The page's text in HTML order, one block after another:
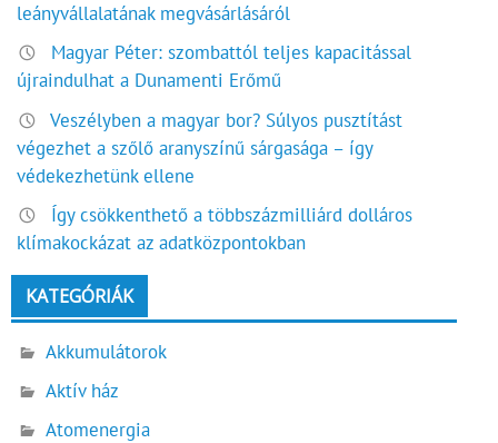
leányvállalatának megvásárlásáról
Magyar Péter: szombattól teljes kapacitással
újraindulhat a Dunamenti Erőmű
Veszélyben a magyar bor? Súlyos pusztítást
végezhet a szőlő aranyszínű sárgasága – így
védekezhetünk ellene
Így csökkenthető a többszázmilliárd dolláros
klímakockázat az adatközpontokban
KATEGÓRIÁK
Akkumulátorok
Aktív ház
Atomenergia